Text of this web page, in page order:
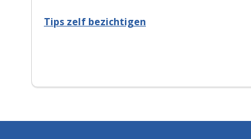
Tips zelf bezichtigen